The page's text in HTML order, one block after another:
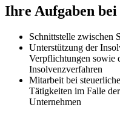
Ihre Aufgaben bei
Schnittstelle zwischen
Unterstützung der
Verpflichtungen sowie
Insolvenzverfahren
Mitarbeit bei
Tätigkeiten im Falle
Unternehmen